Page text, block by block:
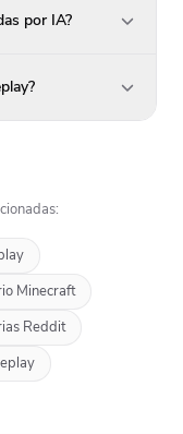
por IA?
Minecraft
Reddit